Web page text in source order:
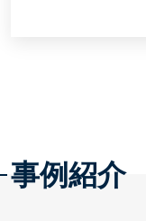
事例紹介